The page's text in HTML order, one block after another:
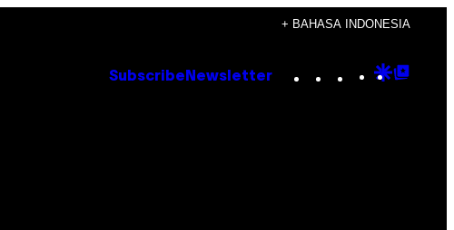
+ BAHASA INDONESIA
Subscribe Newsletter Instagram
TikTok
YouTube
Google